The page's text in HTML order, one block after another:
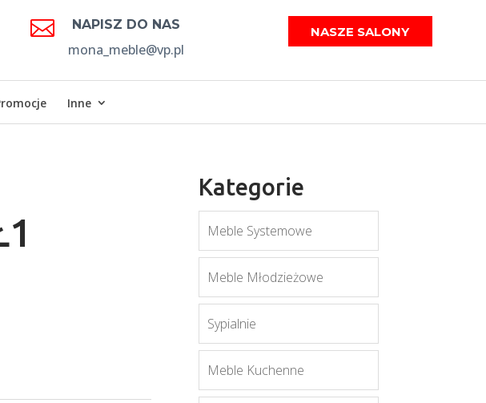
 NAPISZ DO NAS
mona_meble@vp.pl
NASZE SALONY
Inne
Kategorie
Meble Systemowe
Meble Młodzieżowe
Sypialnie
Meble Kuchenne